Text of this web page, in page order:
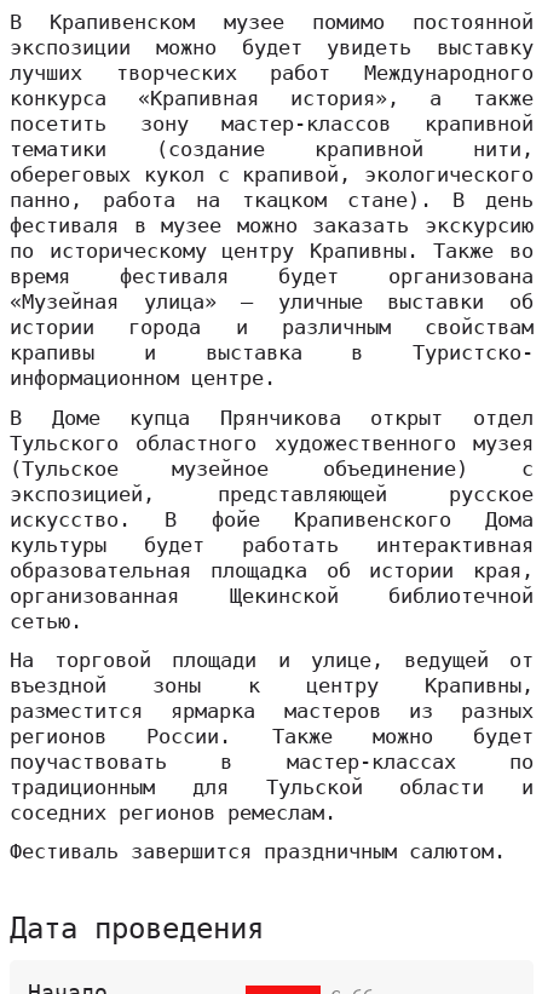
В Крапивенском музее помимо постоянной
экспозиции можно будет увидеть выставку
лучших творческих работ Международного
конкурса «Крапивная история», а также
посетить зону мастер-классов крапивной
тематики (создание крапивной нити,
обереговых кукол с крапивой, экологического
панно, работа на ткацком стане). В день
фестиваля в музее можно заказать экскурсию
по историческому центру Крапивны. Также во
время фестиваля будет организована
«Музейная улица» – уличные выставки об
истории города и различным свойствам
крапивы и выставка в Туристско-
информационном центре.
В Доме купца Прянчикова открыт отдел
Тульского областного художественного музея
(Тульское музейное объединение) с
экспозицией, представляющей русское
искусство. В фойе Крапивенского Дома
культуры будет работать интерактивная
образовательная площадка об истории края,
организованная Щекинской библиотечной
сетью.
На торговой площади и улице, ведущей от
въездной зоны к центру Крапивны,
разместится ярмарка мастеров из разных
регионов России. Также можно будет
поучаствовать в мастер-классах по
традиционным для Тульской области и
соседних регионов ремеслам.
Фестиваль завершится праздничным салютом.
Дата проведения